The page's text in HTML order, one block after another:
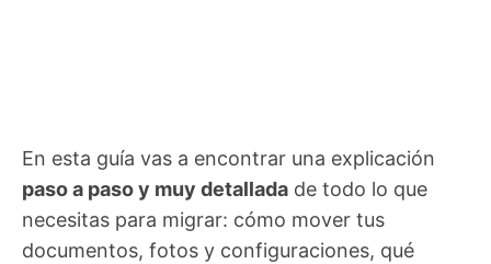
En esta guía vas a encontrar una explicación
paso a paso y muy detallada de todo lo que
necesitas para migrar: cómo mover tus
documentos, fotos y configuraciones, qué